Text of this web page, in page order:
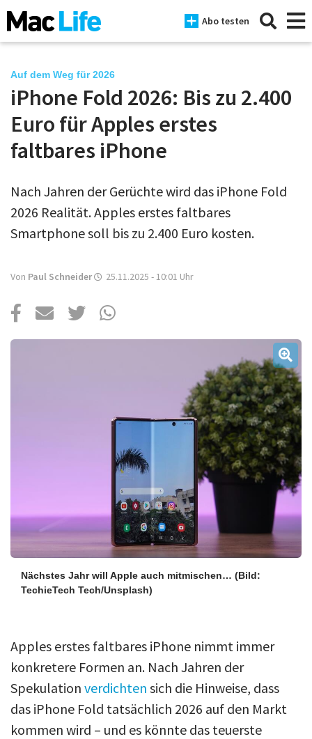
Abo testen
News
iPhone
iPad
Tests
Magazine
Über uns
Podcast
Anmelden
Auf dem Weg für 2026
iPhone Fold 2026: Bis zu 2.400
Euro für Apples erstes
faltbares iPhone
Nach Jahren der Gerüchte wird das iPhone Fold
2026 Realität. Apples erstes faltbares
Smartphone soll bis zu 2.400 Euro kosten.
Von Paul Schneider 25.11.2025 - 10:01 Uhr
Nächstes Jahr will Apple auch mitmischen… (Bild:
TechieTech Tech/Unsplash)
Apples erstes faltbares iPhone nimmt immer
konkretere Formen an. Nach Jahren der
Spekulation verdichten sich die Hinweise, dass
das iPhone Fold tatsächlich 2026 auf den Markt
kommen wird – und es könnte das teuerste